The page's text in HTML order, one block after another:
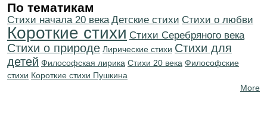
По тематикам
Cтихи начала 20 века Детские стихи Стихи о любви
Короткие стихи Cтихи Серебряного века
Стихи о природе Лирические стихи Стихи для
детей Философская лирика Стихи 20 века Философские
стихи Короткие стихи Пушкина
More